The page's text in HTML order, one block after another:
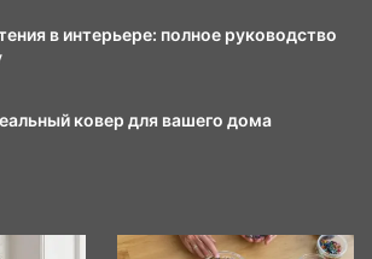
в интерьере: полное руководство
ковер для вашего дома